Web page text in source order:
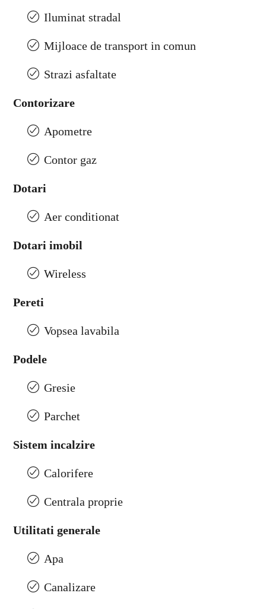
Iluminat stradal
Mijloace de transport in comun
Strazi asfaltate
Contorizare
Apometre
Contor gaz
Dotari
Aer conditionat
Dotari imobil
Wireless
Pereti
Vopsea lavabila
Podele
Gresie
Parchet
Sistem incalzire
Calorifere
Centrala proprie
Utilitati generale
Apa
Canalizare